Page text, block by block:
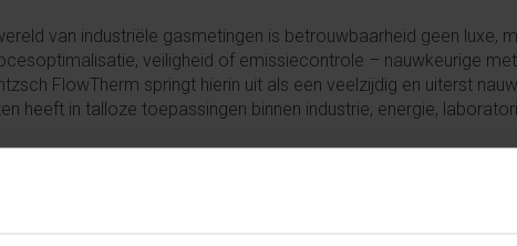
van industriële gasmetingen is betrouwbaarheid geen luxe,
veiligheid of emissiecontrole – nauwkeurige
FlowTherm springt hierin uit als een veelzijdig en uiterst
heeft in talloze toepassingen binnen industrie, energie,